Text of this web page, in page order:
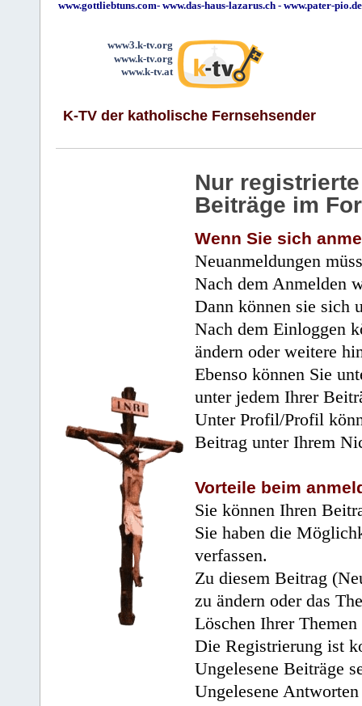
www.gottliebtuns.com- www.das-haus-lazarus.ch - www.pater-pio.de
www3.k-tv.org
www.k-tv.org
www.k-tv.at
K-TV der katholische Fernsehsender
Nur
Beiträge im
Wenn Sie sich
Neuanmeldungen
Nach dem Anmelden
Dann können sie sich
Nach dem Einloggen
ändern oder weitere
Ebenso können Sie
unter jedem Ihrer
Unter Profil/Profil
Beitrag unter Ihrem
Vorteile beim
Sie können Ihren
Sie haben die
verfassen.
Zu diesem Beitrag
zu ändern oder das
Löschen Ihrer
Die Registrierung ist
Ungelesene Beiträge
Ungelesene